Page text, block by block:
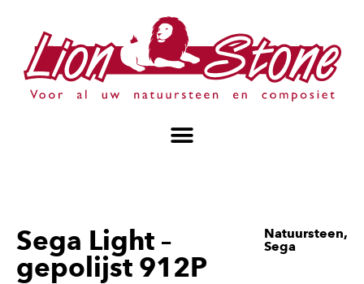
Sega Light –
gepolijst 912P
Natuursteen,
Sega